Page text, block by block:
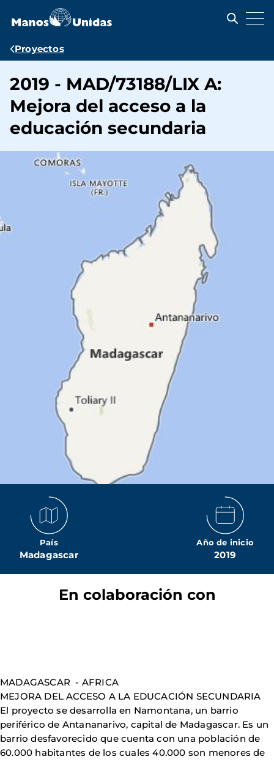
contenido
Ruta
navegación
Proyectos
2019 - MAD/73188/LIX A:
Mejora del acceso a la
educación secundaria
País
Madagascar
Año de inicio
2019
En colaboración con
MADAGASCAR - AFRICA
MEJORA DEL ACCESO A LA EDUCACIÓN SECUNDARIA
El proyecto se desarrolla en Namontana, un barrio
periférico de Antananarivo, capital de Madagascar. Es un
barrio desfavorecido que cuenta con una población de
60.000 habitantes de los cuales 40.000 son menores de